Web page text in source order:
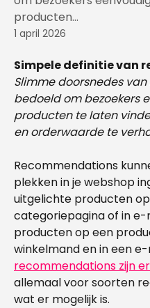
producten...
1 april 2026
Simpele definitie van
Slimme doorsnedes
bedoeld om bezoekers
producten te laten
en orderwaarde te
Recommendations
plekken in je webshop
uitgelichte producten
categoriepagina of in
producten op een
winkelmand en in een e-
recommendations zijn
allemaal voor soorten
wat er mogelijk is.